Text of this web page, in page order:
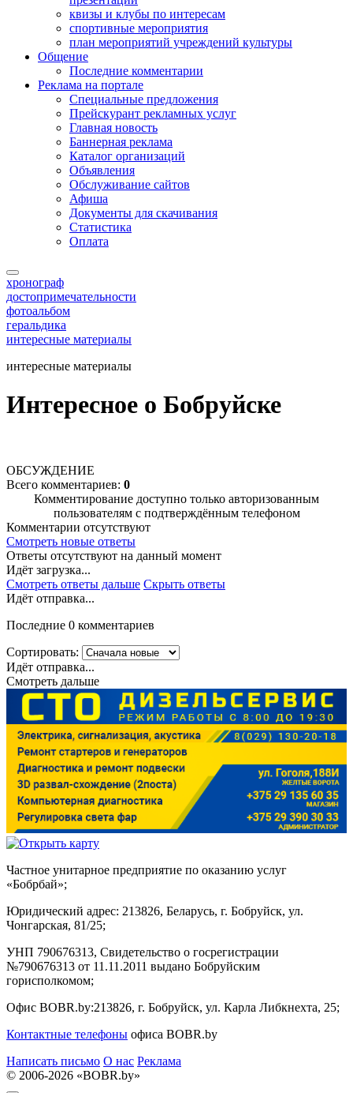
квизы и клубы по интересам
спортивные мероприятия
план мероприятий учреждений культуры
Общение
Последние комментарии
Реклама на портале
Специальные предложения
Прейскурант рекламных услуг
Главная новость
Баннерная реклама
Каталог организаций
Объявления
Обслуживание сайтов
Афиша
Документы для скачивания
Статистика
Оплата
хронограф
достопримечательности
фотоальбом
геральдика
интересные материалы
интересные материалы
Интересное о Бобруйске
ОБСУЖДЕНИЕ
Всего комментариев: 0
Комментирование доступно только авторизованным
пользователям с подтверждённым телефоном
Комментарии отсутствуют
Смотреть новые ответы
Ответы отсутствуют на данный момент
Идёт загрузка...
Смотреть ответы дальше Скрыть ответы
Идёт отправка...
Последние 0 комментариев
Сортировать:
Идёт отправка...
Смотреть дальше
Частное унитарное предприятие по оказанию услуг
«Бобрбай»;
Юридический адрес: 213826, Беларусь, г. Бобруйск, ул.
Чонгарская, 81/25;
УНП 790676313, Свидетельство о госрегистрации
№790676313 от 11.11.2011 выдано Бобруйским
горисполкомом;
Офис BOBR.by:213826, г. Бобруйск, ул. Карла Либкнехта, 25;
Контактные телефоны офиса BOBR.by
Написать письмо О нас Реклама
© 2006-2026 «BOBR.by»